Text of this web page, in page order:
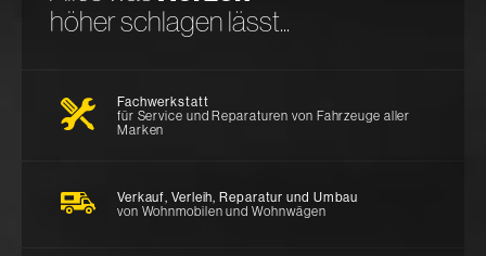
höher schlagen lässt...
Fachwerkstatt
für Service und Reparaturen von Fahrzeuge aller
Marken
Verkauf, Verleih, Reparatur und Umbau
von Wohnmobilen und Wohnwägen